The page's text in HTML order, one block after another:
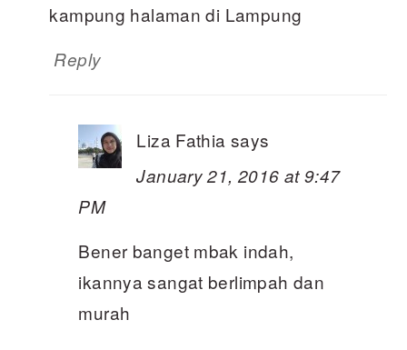
kampung halaman di Lampung
Reply
Liza Fathia says
January 21, 2016 at 9:47
PM
Bener banget mbak indah,
ikannya sangat berlimpah dan
murah